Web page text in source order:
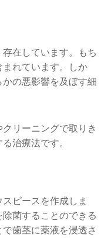
在しています。もち
れています。しか
の悪影響を及ぼす細
リーニングで取りき
治療法です。
ピースを作成しま
菌することのできる
歯茎に薬液を浸透さ